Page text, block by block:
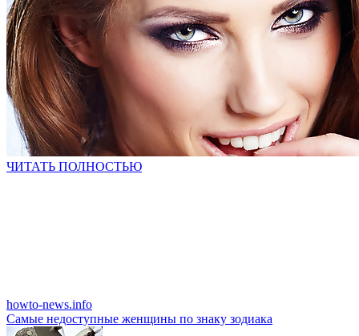
ЧИТАТЬ ПОЛНОСТЬЮ
howto-news.info
Caмыe недоcтyпныe жeнщины пo знaку зoдиaкa